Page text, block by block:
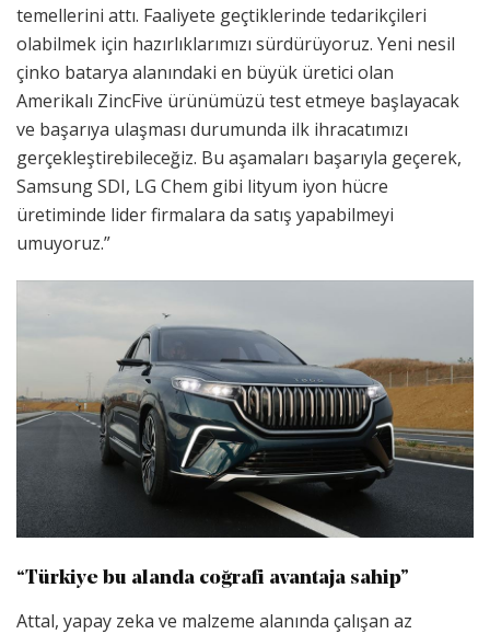
temellerini attı. Faaliyete geçtiklerinde tedarikçileri
olabilmek için hazırlıklarımızı sürdürüyoruz. Yeni nesil
çinko batarya alanındaki en büyük üretici olan
Amerikalı ZincFive ürünümüzü test etmeye başlayacak
ve başarıya ulaşması durumunda ilk ihracatımızı
gerçekleştirebileceğiz. Bu aşamaları başarıyla geçerek,
Samsung SDI, LG Chem gibi lityum iyon hücre
üretiminde lider firmalara da satış yapabilmeyi
umuyoruz.”
“Türkiye bu alanda coğrafi avantaja sahip”
Attal, yapay zeka ve malzeme alanında çalışan az